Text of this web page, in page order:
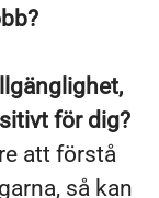
för dig?
att förstå
så kan